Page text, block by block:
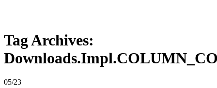
Tag Archives:
05/23